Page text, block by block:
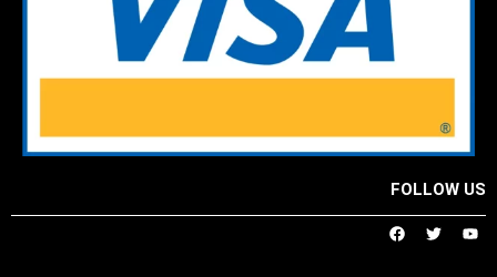
FOLLOW US